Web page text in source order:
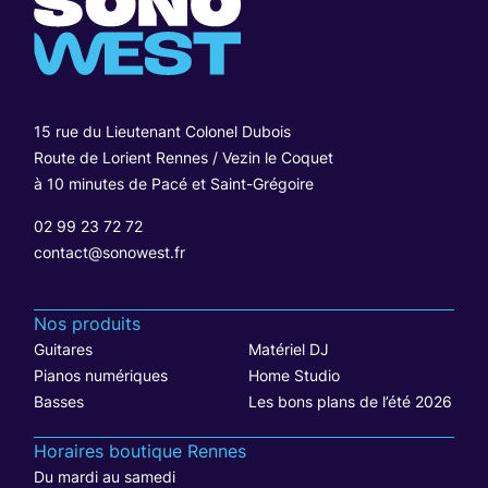
15 rue du Lieutenant Colonel Dubois
Route de Lorient Rennes / Vezin le Coquet
à 10 minutes de Pacé et Saint-Grégoire
02 99 23 72 72
contact@sonowest.fr
Nos produits
Guitares
Matériel DJ
Pianos numériques
Home Studio
Basses
Les bons plans de l’été 2026
Horaires boutique Rennes
Du mardi au samedi